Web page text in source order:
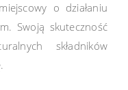
o działaniu
Swoją skuteczność
składników